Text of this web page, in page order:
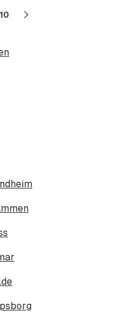
10
Neste